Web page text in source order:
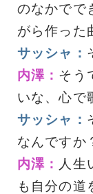
のなかでで
がら作った
サッシャ：
内澤： そう
いな、心で
サッシャ：
なんですか
内澤： 人生
も自分の道